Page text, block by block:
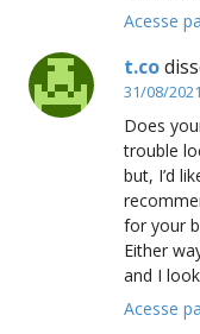
Acesse
t.co
31/08/
Does
trouble
but, I’d
for your
Either
and I
Acesse